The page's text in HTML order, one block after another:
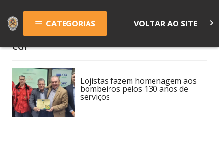
menu CATEGORIAS VOLTAR AO SITE keyboard_arrow_right
cdl
Lojistas fazem homenagem aos
bombeiros pelos 130 anos de
serviços